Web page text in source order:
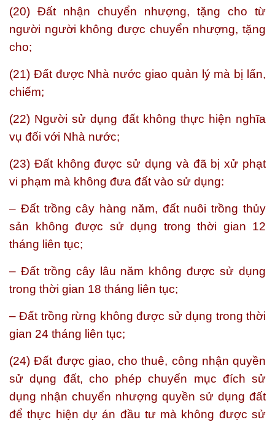
(20) Đất nhận chuyển nhượng, tặng cho từ
người người không được chuyển nhượng, tặng
cho;
(21) Đất được Nhà nước giao quản lý mà bị lấn,
chiếm;
(22) Người sử dụng đất không thực hiện nghĩa
vụ đối với Nhà nước;
(23) Đất không được sử dụng và đã bị xử phạt
vi phạm mà không đưa đất vào sử dụng:
– Đất trồng cây hàng năm, đất nuôi trồng thủy
sản không được sử dụng trong thời gian 12
tháng liên tục;
– Đất trồng cây lâu năm không được sử dụng
trong thời gian 18 tháng liên tục;
– Đất trồng rừng không được sử dụng trong thời
gian 24 tháng liên tục;
(24) Đất được giao, cho thuê, công nhận quyền
sử dụng đất, cho phép chuyển mục đích sử
dụng nhận chuyển nhượng quyền sử dụng đất
để thực hiện dự án đầu tư mà không được sử